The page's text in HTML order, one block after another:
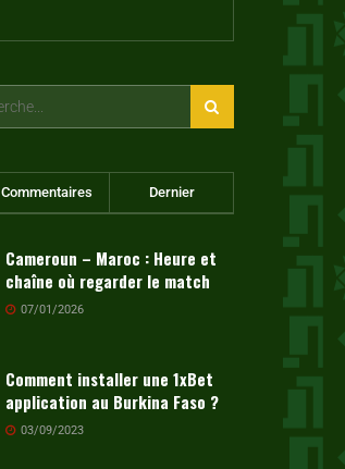
Commentaires Dernier
Cameroun – Maroc : Heure et
chaîne où regarder le match
07/01/2026
Comment installer une 1xBet
application au Burkina Faso ?
03/09/2023